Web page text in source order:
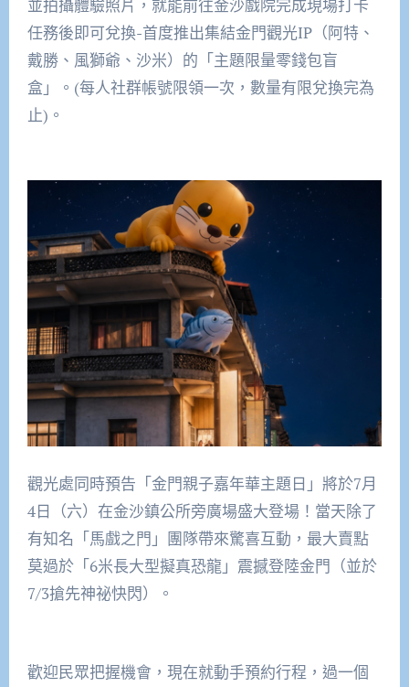
並拍攝體驗照片，就能前往金沙戲院完成現場打卡
任務後即可兌換-首度推出集結金門觀光IP（阿特、
戴勝、風獅爺、沙米）的「主題限量零錢包盲
盒」。(每人社群帳號限領一次，數量有限兌換完為
止)。
觀光處同時預告「金門親子嘉年華主題日」將於7月
4日（六）在金沙鎮公所旁廣場盛大登場！當天除了
有知名「馬戲之門」團隊帶來驚喜互動，最大賣點
莫過於「6米長大型擬真恐龍」震撼登陸金門（並於
7/3搶先神祕快閃）。
歡迎民眾把握機會，現在就動手預約行程，過一個